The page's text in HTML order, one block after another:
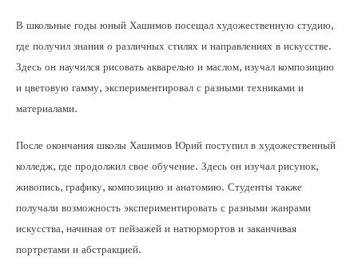
В школьные годы юный Хашимов посещал художественную студию,
где получил знания о различных стилях и направлениях в искусстве.
Здесь он научился рисовать акварелью и маслом, изучал композицию
и цветовую гамму, экспериментировал с разными техниками и
материалами.
После окончания школы Хашимов Юрий поступил в художественный
колледж, где продолжил свое обучение. Здесь он изучал рисунок,
живопись, графику, композицию и анатомию. Студенты также
получали возможность экспериментировать с разными жанрами
искусства, начиная от пейзажей и натюрмортов и заканчивая
портретами и абстракцией.